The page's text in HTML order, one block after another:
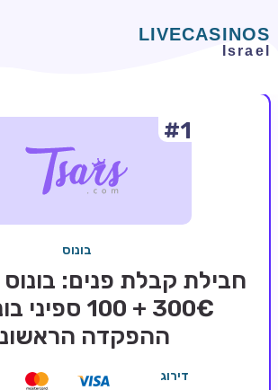
משחקים אונליין
בלאקג'ק אונליין
#1
בונוס
300€ + 100
ההפקדה
דירוג